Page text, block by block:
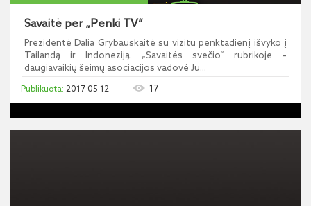
Savaitė per „Penki TV“
Prezidentė Dalia Grybauskaitė su vizitu penktadienį išvyko į
Tailandą ir Indoneziją. „Savaitės svečio“ rubrikoje –
daugiavaikių šeimų asociacijos vadovė Ju...
2017-05-12 17